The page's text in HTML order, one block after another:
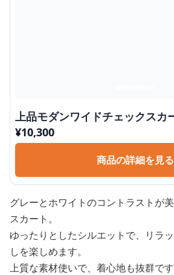
上品モダンワイドチェックスカ
¥10,300
商品の詳細を見る
グレーとホワイトのコントラストが
スカート。
ゆったりとしたシルエットで、リラ
しを楽しめます。
上質な素材使いで、着心地も抜群です